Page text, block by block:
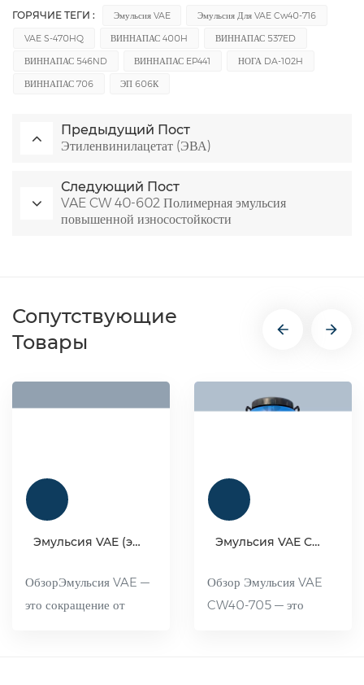
ГОРЯЧИЕ ТЕГИ : Эмульсия VAE
Эмульсия Для VAE Cw40-716
VAE S-470HQ
ВИННАПАС 400H
ВИННАПАС 537ED
ВИННАПАС 546ND
ВИННАПАС EP441
НОГА DA-102H
ВИННАПАС 706
ЭП 606К
Предыдущий Пост
Этиленвинилацетат (ЭВА)
Следующий Пост
VAE CW 40-602 Полимерная эмульсия
повышенной износостойкости
Сопутствующие
Товары
Эмульсия VAE (эмульсия сополимера винилацетата и этилена)
ОбзорЭмульсия VAE —
это сокращение от
Эмульсия VAE CW 40-705
Обзор Эмульсия VAE
CW40-705 — это